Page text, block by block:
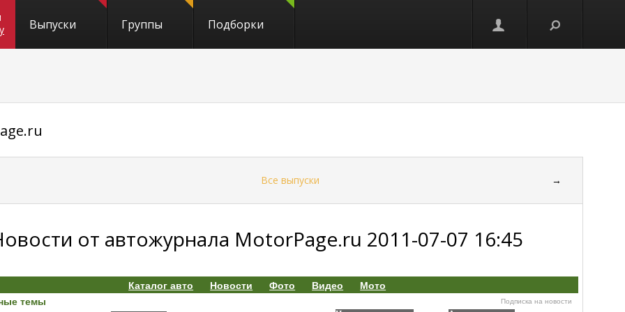
Выпуски Группы Подборки
Все выпуски →
от автожурнала MotorPage.ru 2011-07-07 16:45
Каталог авто Новости Фото Видео
Мото
темы
Подписка на новости